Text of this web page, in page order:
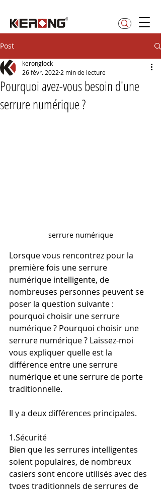
Post
Pourquoi avez-vous besoin d'une
serrure numérique ?
keronglock
26 févr. 2022 2 min de lecture
serrure numérique
Lorsque vous rencontrez pour la
première fois une serrure
numérique intelligente, de
nombreuses personnes peuvent se
poser la question suivante :
pourquoi choisir une serrure
numérique ? Pourquoi choisir une
serrure numérique ? Laissez-moi
vous expliquer quelle est la
différence entre une serrure
numérique et une serrure de porte
traditionnelle.
Il y a deux différences principales.
1.Sécurité
Bien que les serrures intelligentes
soient populaires, de nombreux
casiers sont encore utilisés avec des
types traditionnels de serrures de